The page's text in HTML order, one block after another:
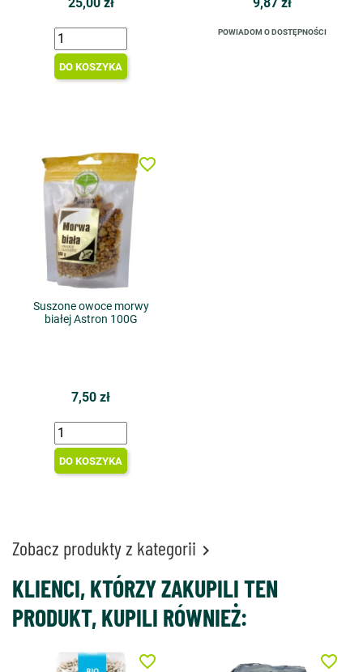
DO KOSZYKA
POWIADOM O DOSTĘPNOŚCI
Suszone owoce morwy
białej Astron 100G
7,50 zł
DO KOSZYKA
favorite_border
Zobacz produkty z kategorii 
KLIENCI, KTÓRZY ZAKUPILI TEN
PRODUKT, KUPILI RÓWNIEŻ:
favorite_border favorite_border